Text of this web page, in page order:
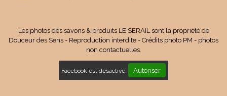
Les photos des savons & produits LE SERAIL sont la propriété de
Douceur des Sens - Reproduction interdite - Crédits photo PM - photos
non contactuelles.
Facebook est désactivé. Autoriser